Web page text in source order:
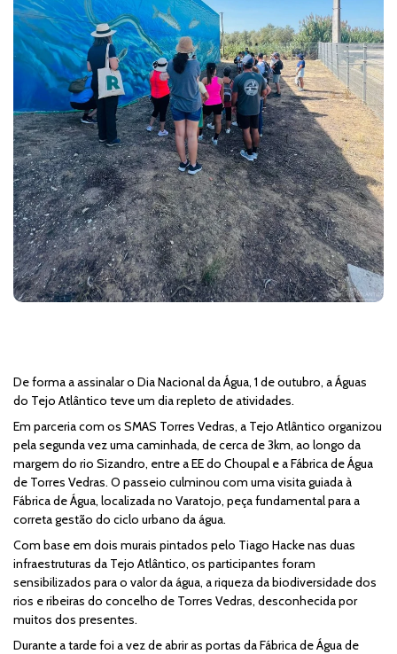
De forma a assinalar o Dia Nacional da Água, 1 de outubro, a Águas
do Tejo Atlântico teve um dia repleto de atividades.
Em parceria com os SMAS Torres Vedras, a Tejo Atlântico organizou
pela segunda vez uma caminhada, de cerca de 3km, ao longo da
margem do rio Sizandro, entre a EE do Choupal e a Fábrica de Água
de Torres Vedras. O passeio culminou com uma visita guiada à
Fábrica de Água, localizada no Varatojo, peça fundamental para a
correta gestão do ciclo urbano da água.
Com base em dois murais pintados pelo Tiago Hacke nas duas
infraestruturas da Tejo Atlântico, os participantes foram
sensibilizados para o valor da água, a riqueza da biodiversidade dos
rios e ribeiras do concelho de Torres Vedras, desconhecida por
muitos dos presentes.
Durante a tarde foi a vez de abrir as portas da Fábrica de Água de